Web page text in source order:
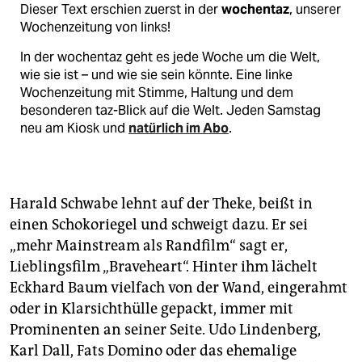
Dieser Text erschien zuerst in derwochentaz, unserer
Wochenzeitung von links!
In der wochentaz geht es jede Woche um die Welt,
wie sie ist – und wie sie sein könnte. Eine linke
Wochenzeitung mit Stimme, Haltung und dem
besonderen taz-Blick auf die Welt. Jeden Samstag
neu am Kiosk und natürlich im Abo.
Harald Schwabe lehnt auf der Theke, beißt in
einen Schokoriegel und schweigt dazu. Er sei
„mehr Mainstream als Randfilm“ sagt er,
Lieblingsfilm „Braveheart“. Hinter ihm lächelt
Eckhard Baum vielfach von der Wand, eingerahmt
oder in Klarsichthülle gepackt, immer mit
Prominenten an seiner Seite. Udo Lindenberg,
Karl Dall, Fats Domino oder das ehemalige